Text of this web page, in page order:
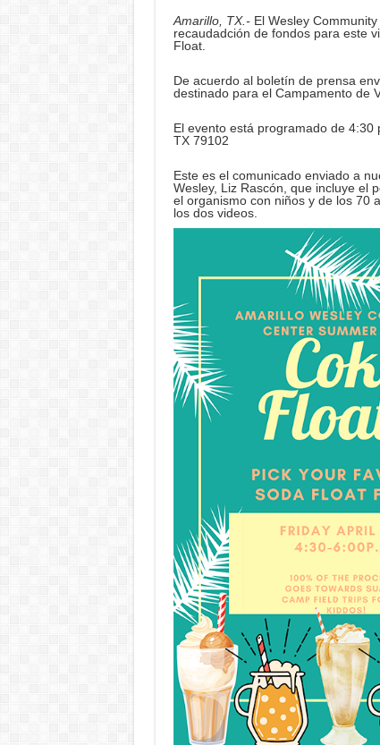
Amarillo, TX.-El Wesley
recaudadción de fondos para este
Float.
De acuerdo al boletín de prensa
destinado para el Campamento de
El evento está programado de 4:30
TX 79102
Este es el comunicado enviado a
Wesley, Liz Rascón, que incluye el
el organismo con niños y de los 70
los dos videos.